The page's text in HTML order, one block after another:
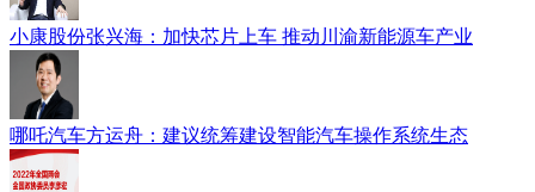
小康股份张兴海：加快芯片上车 推动川渝新能源车产业
哪吒汽车方运舟：建议统筹建设智能汽车操作系统生态